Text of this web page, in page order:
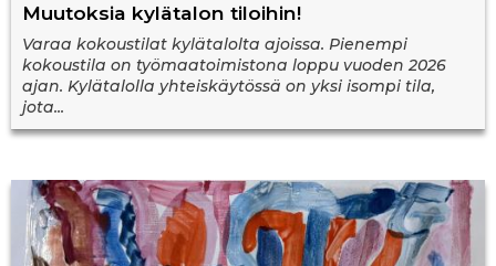
Muutoksia kylätalon tiloihin!
Varaa kokoustilat kylätalolta ajoissa. Pienempi
kokoustila on työmaatoimistona loppu vuoden 2026
ajan. Kylätalolla yhteiskäytössä on yksi isompi tila,
jota...